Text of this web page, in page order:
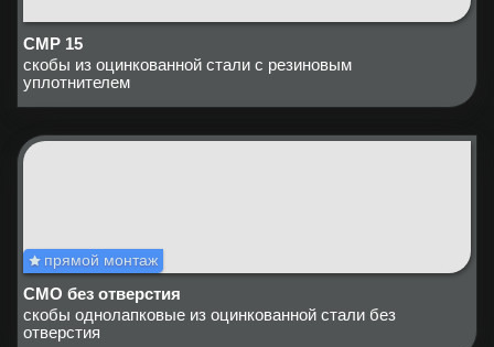
СМР 15
скобы из оцинкованной стали с резиновым
уплотнителем
прямой монтаж
СМО без отверстия
скобы однолапковые из оцинкованной стали без
отверстия